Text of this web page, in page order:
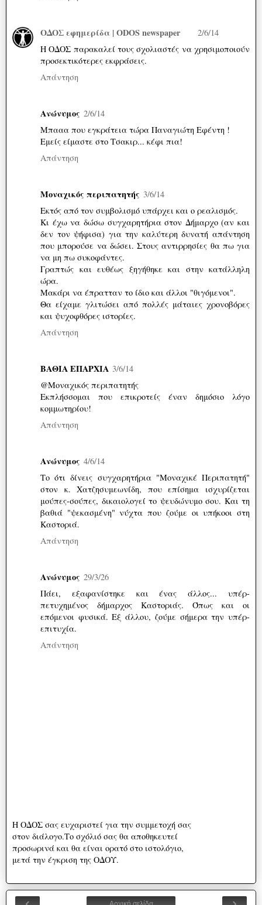
ΟΔΟΣ εφημερίδα | ODOS newspaper
2/6/14
H ΟΔΟΣ παρακαλεί τους σχολιαστές να χρησιμοποιούν
προσεκτικότερες εκφράσεις.
Απάντηση
Ανώνυμος 2/6/14
Μπααα που εγκράτεια τώρα Παναγιώτη Εφέντη !
Εμείς είμαστε στο Τσακιρ... κέφι πια!
Απάντηση
Μοναχικός περιπατητής 3/6/14
Εκτός από τον συμβολισμό υπάρχει και ο ρεαλισμός.
Κι έχω να δώσω συγχαρητήρια στον Δήμαρχο (αν και
δεν τον ψήφισα) για την καλύτερη δυνατή απάντηση
που μπορούσε να δώσει. Στους αντιρρησίες θα πω για
να μη πω συκοφάντες.
Γραπτώς και ευθέως ξηγήθηκε και στην κατάλληλη
ώρα.
Μακάρι να έπρατταν το ίδιο και άλλοι "θιγόμενοι".
Θα είχαμε γλιτώσει από πολλές μάταιες χρονοβόρες
και ψυχοφθόρες ιστορίες.
Απάντηση
ΒΑΘΙΑ ΕΠΑΡΧΙΑ 3/6/14
@Μοναχικός περιπατητής
Εκπλήσσομαι που επικροτείς έναν δημόσιο λόγο
κομμωτηρίου!
Απάντηση
Ανώνυμος 4/6/14
Το ότι δίνεις συγχαρητήρια "Μοναχικέ Περιπατητή"
στον κ. Χατζησυμεωνίδη, που επίσημα ισχυρίζεται
μούπες-σούπες, δικαιολογεί το ψευδώνυμο σου. Και τη
βαθιά "ψεκασμένη" νύχτα που ζούμε οι υπήκοοι στη
Καστοριά.
Απάντηση
Ανώνυμος 29/3/26
Πάει, εξαφανίστηκε και ένας άλλος... υπέρ-
πετυχημένος δήμαρχος Καστοριάς. Όπως και οι
επόμενοι φυσικά. Εξ άλλου, ζούμε σήμερα την υπέρ-
επιτυχία.
Απάντηση
Η ΟΔΟΣ σας ευχαριστεί για την συμμετοχή σας
στον διάλογο.Το σχόλιό σας θα αποθηκευτεί
προσωρινά και θα είναι ορατό στο ιστολόγιο,
μετά την έγκριση της ΟΔΟΥ.